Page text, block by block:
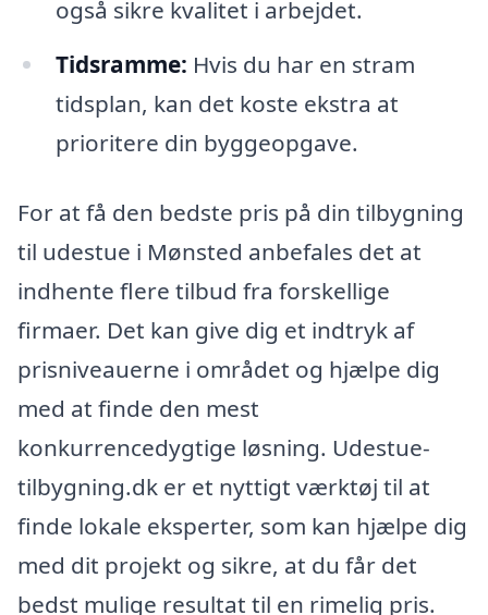
også sikre kvalitet i arbejdet.
Tidsramme: Hvis du har en stram
tidsplan, kan det koste ekstra at
prioritere din byggeopgave.
For at få den bedste pris på din tilbygning
til udestue i Mønsted anbefales det at
indhente flere tilbud fra forskellige
firmaer. Det kan give dig et indtryk af
prisniveauerne i området og hjælpe dig
med at finde den mest
konkurrencedygtige løsning. Udestue-
tilbygning.dk er et nyttigt værktøj til at
finde lokale eksperter, som kan hjælpe dig
med dit projekt og sikre, at du får det
bedst mulige resultat til en rimelig pris.